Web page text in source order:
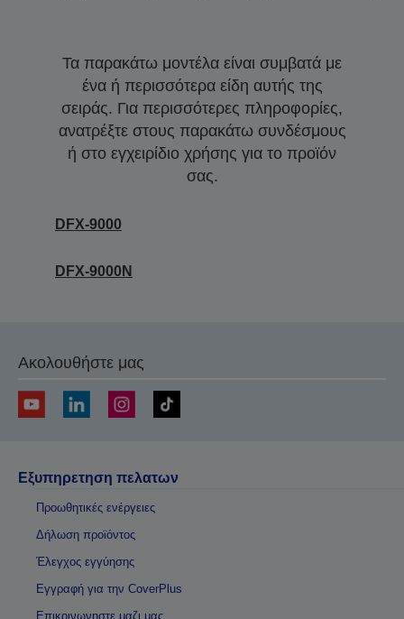
Τα παρακάτω μοντέλα είναι συμβατά με
ένα ή περισσότερα είδη αυτής της
σειράς. Για περισσότερες πληροφορίες,
ανατρέξτε στους παρακάτω συνδέσμους
ή στο εγχειρίδιο χρήσης για το προϊόν
σας.
DFX-9000
DFX-9000N
Ακολουθήστε μας
Εξυπηρετηση πελατων
Προωθητικές ενέργειες
Δήλωση προϊόντος
Έλεγχος εγγύησης
Εγγραφή για την CoverPlus
Επικοινωνηστε μαζι μας